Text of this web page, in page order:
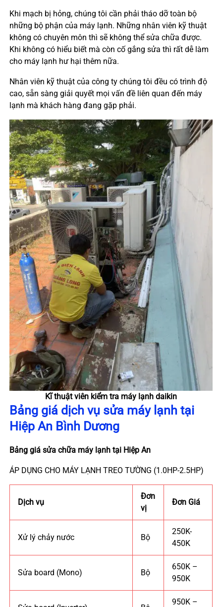
Khi mạch bị hỏng, chúng tôi cần phải tháo dỡ toàn bộ
những bộ phận của máy lạnh. Những nhân viên kỹ thuật
không có chuyên môn thì sẽ không thể sửa chữa được.
Khi không có hiểu biết mà còn cố gắng sửa thì rất dễ làm
cho máy lạnh hư hại thêm nữa.
Nhân viên kỹ thuật của công ty chúng tôi đều có trình độ
cao, sẵn sàng giải quyết mọi vấn đề liên quan đến máy
lạnh mà khách hàng đang gặp phải.
Kĩ thuật viên kiểm tra máy lạnh daikin
Bảng giá dịch vụ sửa máy lạnh tại
Hiệp AnBình Dương
Bảng giá sửa chữa máy lạnh tại Hiệp An
ÁP DỤNG CHO MÁY LẠNH TREO TƯỜNG (1.0HP-2.5HP)
Dịch vụ
Đơn
vị
Đơn Giá
Xử lý chảy nước Bộ
250K-
450K
Sửa board (Mono) Bộ
650K –
950K
950K –